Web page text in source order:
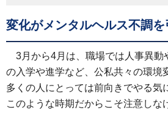
変化がメンタルヘルス不調
3月から4月は、職場では人事異動
の入学や進学など、公私共々の環境
多くの人にとっては前向きでやる気
このような時期だからこそ注意しな